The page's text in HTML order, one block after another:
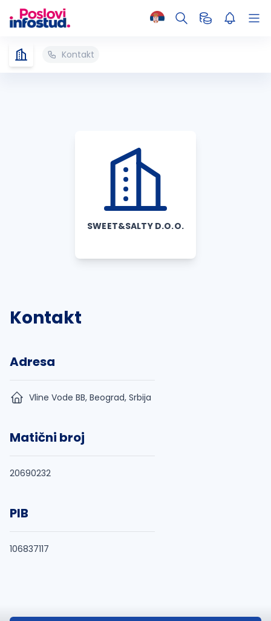
Kontakt
SWEET&SALTY D.O.O.
Kontakt
Adresa
Vline Vode BB, Beograd, Srbija
Matični broj
20690232
PIB
106837117